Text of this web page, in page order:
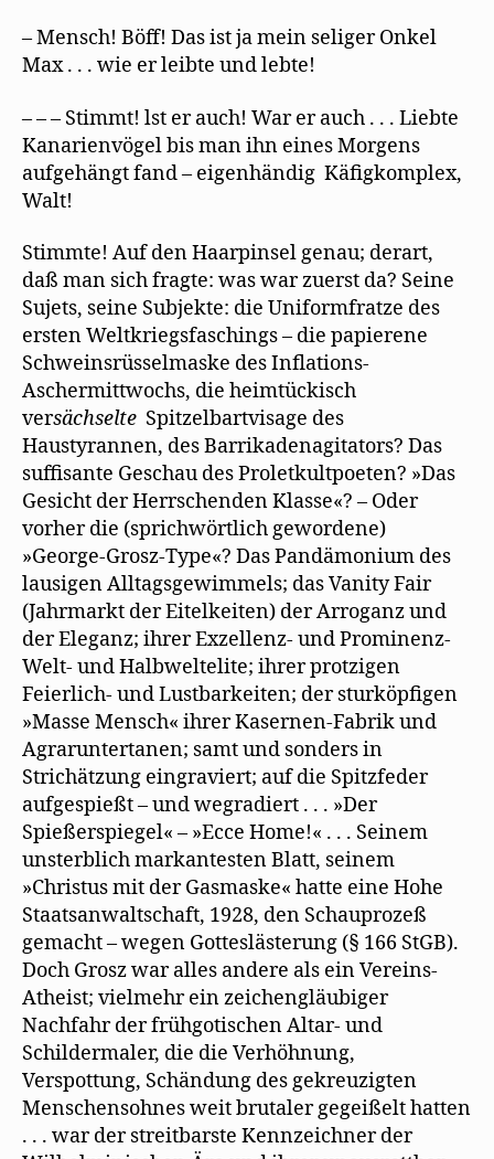
– Mensch! Böff! Das ist ja mein seliger Onkel
Max . . . wie er leibte und lebte!
– – – Stimmt! lst er auch! War er auch . . . Liebte
Kanarienvögel bis man ihn eines Morgens
aufgehängt fand – eigenhändig Käfigkomplex,
Walt!
Stimmte! Auf den Haarpinsel genau; derart,
daß man sich fragte: was war zuerst da? Seine
Sujets, seine Subjekte: die Uniformfratze des
ersten Weltkriegsfaschings – die papierene
Schweinsrüsselmaske des Inflations-
Aschermittwochs, die heimtückisch
versächselte Spitzelbartvisage des
Haustyrannen, des Barrikadenagitators? Das
suffisante Geschau des Proletkultpoeten? »Das
Gesicht der Herrschenden Klasse«? – Oder
vorher die (sprichwörtlich gewordene)
»George-Grosz-Type«? Das Pandämonium des
lausigen Alltagsgewimmels; das Vanity Fair
(Jahrmarkt der Eitelkeiten) der Arroganz und
der Eleganz; ihrer Exzellenz- und Prominenz-
Welt- und Halbweltelite; ihrer protzigen
Feierlich- und Lustbarkeiten; der sturköpfigen
»Masse Mensch« ihrer Kasernen-Fabrik und
Agraruntertanen; samt und sonders in
Strichätzung eingraviert; auf die Spitzfeder
aufgespießt – und wegradiert . . . »Der
Spießerspiegel« – »Ecce Home!« . . . Seinem
unsterblich markantesten Blatt, seinem
»Christus mit der Gasmaske« hatte eine Hohe
Staatsanwaltschaft, 1928, den Schauprozeß
gemacht – wegen Gotteslästerung (§ 166 StGB).
Doch Grosz war alles andere als ein Vereins-
Atheist; vielmehr ein zeichengläubiger
Nachfahr der frühgotischen Altar- und
Schildermaler, die die Verhöhnung,
Verspottung, Schändung des gekreuzigten
Menschensohnes weit brutaler gegeißelt hatten
. . . war der streitbarste Kennzeichner der